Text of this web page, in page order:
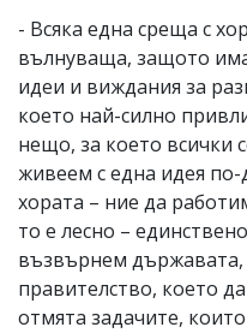
- Всяка една среща с
вълнуваща, защото
идеи и виждания за
което най-силно
нещо, за което всички
живеем с една идея по-
хората – ние да
то е лесно –
възвърнем държавата,
правителство, което
отмята задачите,